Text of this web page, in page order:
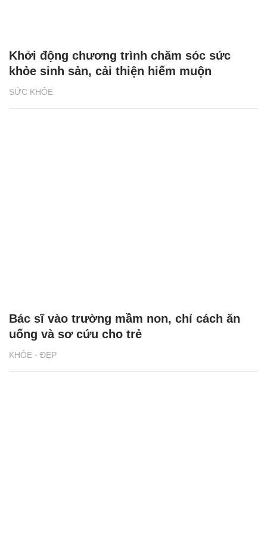
SỨC KHỎE
Khởi động chương trình chăm sóc sức
khỏe sinh sản, cải thiện hiếm muộn
KHỎE - ĐẸP
Bác sĩ vào trường mầm non, chỉ cách ăn
uống và sơ cứu cho trẻ